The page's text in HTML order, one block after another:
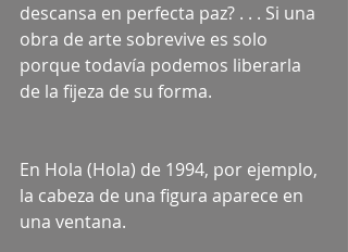
descansa en perfecta paz? . . . Si una
obra de arte sobrevive es solo
porque todavía podemos liberarla
de la fijeza de su forma.
En Hola (Hola) de 1994, por ejemplo,
la cabeza de una figura aparece en
una ventana.